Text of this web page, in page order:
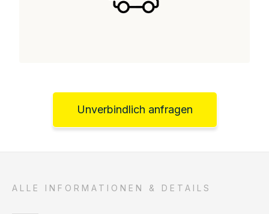
Unverbindlich anfragen
ALLE INFORMATIONEN & DETAILS